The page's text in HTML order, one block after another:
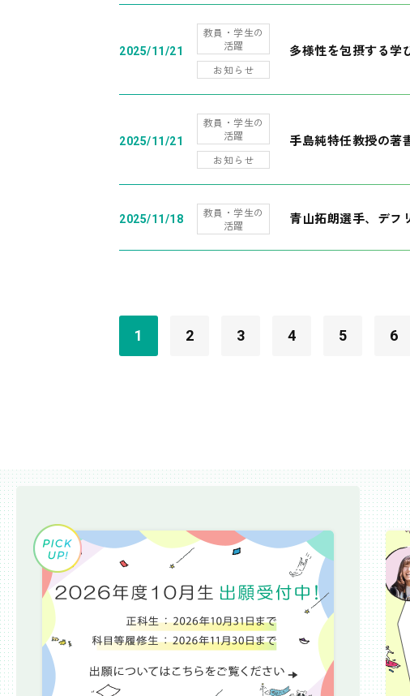
2025/11/21
教員・学生の
活躍
お知らせ
多様性を包摂する
2025/11/21
教員・学生の
活躍
お知らせ
手島純特任教授の著
2025/11/18
教員・学生の
活躍
青山拓朗選手、デフ
1 2 3 4 5 6